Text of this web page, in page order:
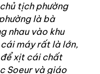
tịch phường
là bà
nhau vào khu
máy rất là lớn,
xịt cái chất
Soeur và giáo